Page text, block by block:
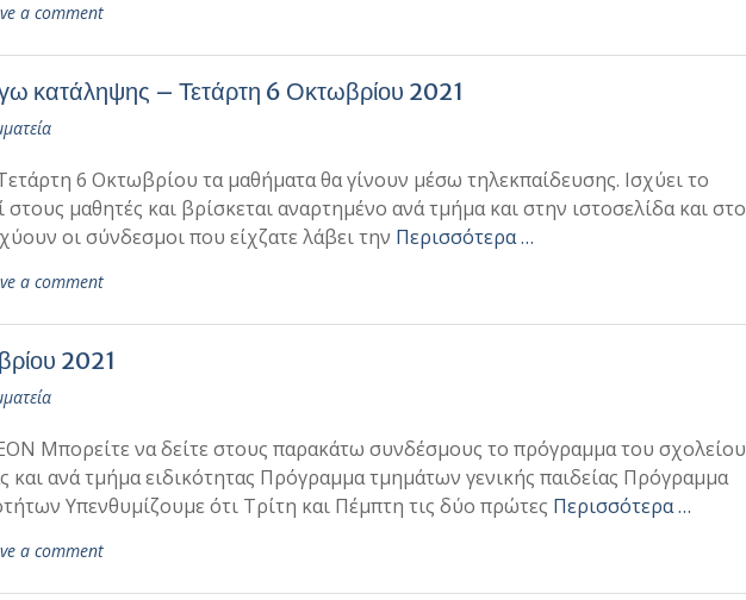
a comment
κατάληψης – Τετάρτη 6 Οκτωβρίου 2021
6 Οκτωβρίου τα μαθήματα θα γίνουν μέσω τηλεκπαίδευσης. Ισχύει το
μαθητές και βρίσκεται αναρτημένο ανά τμήμα και στην ιστοσελίδα και στο
οι σύνδεσμοι που είχζατε λάβει την Περισσότερα …
a comment
2021
Μπορείτε να δείτε στους παρακάτω συνδέσμους το πρόγραμμα του σχολείου
και ανά τμήμα ειδικότητας Πρόγραμμα τμημάτων γενικής παιδείας Πρόγραμμα
Υπενθυμίζουμε ότι Τρίτη και Πέμπτη τις δύο πρώτες Περισσότερα …
a comment